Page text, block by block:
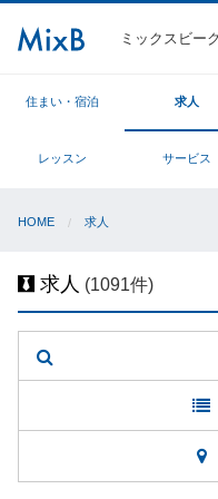
ミックスビー
住まい・宿泊 求人
レッスン サービス
HOME 求人
求人 (1091件)